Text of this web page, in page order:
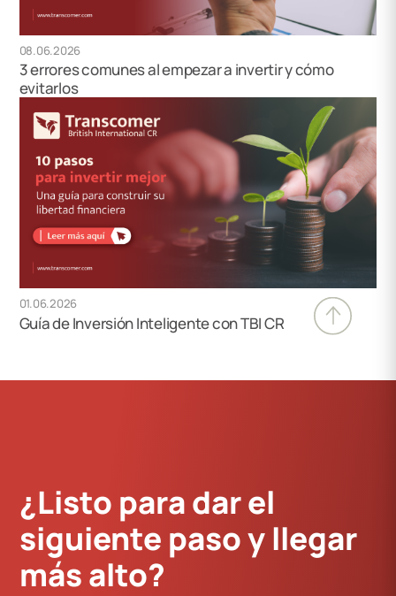
08.06.2026
3 errores comunes al empezar a invertir y cómo
evitarlos
01.06.2026
Guía de Inversión Inteligente con TBI CR
¿Listo para dar el
siguiente paso y llegar
más alto?